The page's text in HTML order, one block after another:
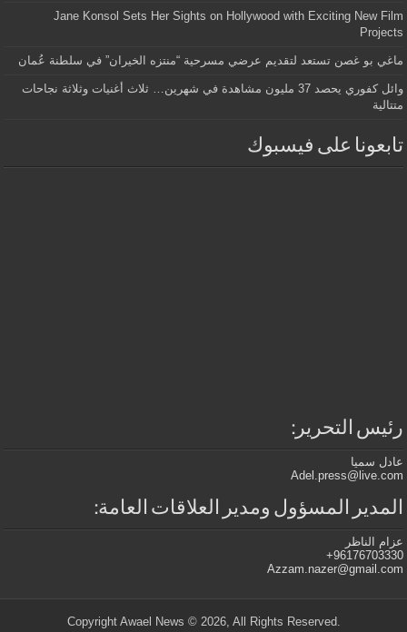
Jane Konsol Sets Her Sights on Hollywood with Exciting New Film
Projects
ماغي بو غصن تستعد لتقديم عرضي مسرحية “منتزه الخيران” في سلطنة عُمان
وائل كفوري يحصد 37 مليون مشاهدة في شهرين… ثلاث أغنيات وثلاثة نجاحات
متتالية
تابعونا على فيسبوك
رئيس التحرير:
عادل سميا
Adel.press@live.com
المدير المسؤول ومدير العلاقات العامة:
عزام الناظر
96176703330+
Azzam.nazer@gmail.com